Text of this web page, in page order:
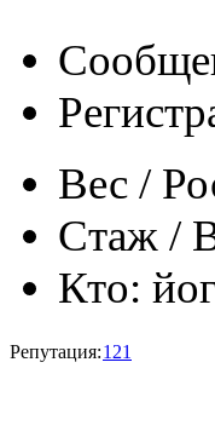
Вес /
Стаж /
Кто:
Репутация:121